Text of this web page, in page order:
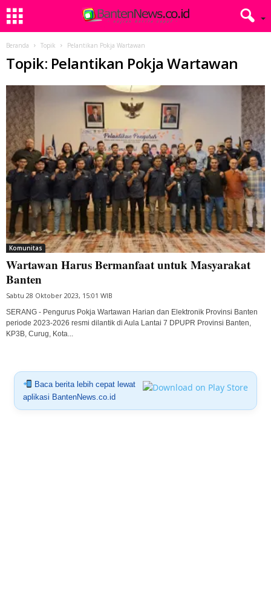
Beranda Topik Pelantikan Pokja Wartawan
Topik: Pelantikan Pokja Wartawan
Komunitas
Wartawan Harus Bermanfaat untuk Masyarakat
Banten
Sabtu 28 Oktober 2023, 15:01 WIB
SERANG - Pengurus Pokja Wartawan Harian dan Elektronik Provinsi Banten
periode 2023-2026 resmi dilantik di Aula Lantai 7 DPUPR Provinsi Banten,
KP3B, Curug, Kota...
Baca berita lebih cepat lewat
aplikasi BantenNews.co.id